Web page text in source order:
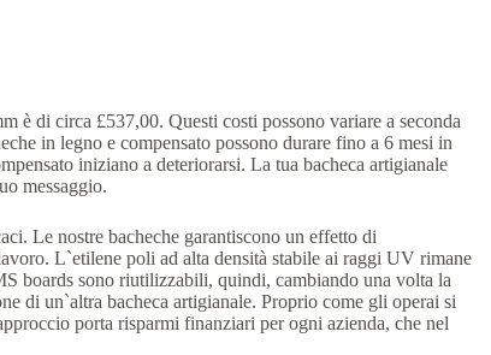
è di circa £537,00. Questi costi possono variare a seconda
in legno e compensato possono durare fino a 6 mesi in
iniziano a deteriorarsi. La tua bacheca artigianale
messaggio.
Le nostre bacheche garantiscono un effetto di
L`etilene poli ad alta densità stabile ai raggi UV rimane
boards sono riutilizzabili, quindi, cambiando una volta la
di un`altra bacheca artigianale. Proprio come gli operai si
porta risparmi finanziari per ogni azienda, che nel